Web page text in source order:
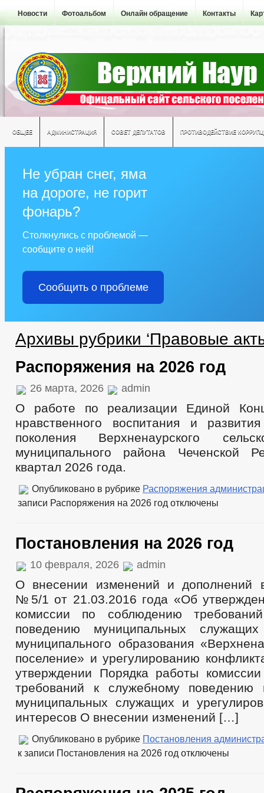
Новости Фотоальбом Онлайн обращение Контакты
ОБЩЕЕ АДМИНИСТРАЦИЯ СОВЕТ ДЕПУТАТОВ ПРОТИВОДЕЙСТВИЕ
Не убран снег, яма
на дороге, не горит
фонарь?
Столкнулись с проблемой —
сообщите о ней!
Сообщить о проблеме
Архивы рубрики ‘Правовые
Распоряжения на 2026 год
26 марта, 2026 admin
О работе по реализации Единой
нравственного воспитания и
поколения Верхненаурского
муниципального района Чеченской
квартал 2026 года.
Опубликовано в рубрике Распоряжения
записи Распоряжения на 2026 год отключены
Постановления на 2026 год
10 февраля, 2026 admin
О внесении изменений и дополнений
№5/1 от 21.03.2016 года «Об
комиссии по соблюдению
поведению муниципальных служащих
муниципального образования
поселение» и урегулированию
утверждении Порядка работы
требований к служебному поведению
муниципальных служащих и
интересов О внесении изменений […]
Опубликовано в рубрике Постановления
к записи Постановления на 2026 год отключены